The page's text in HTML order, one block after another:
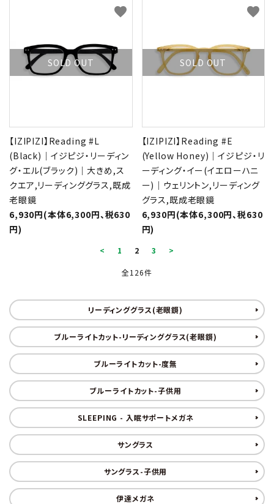
SOLD OUT
【IZIPIZI】Reading #L
(Black)｜イジピジ・リーディン
グ・エル(ブラック)｜大きめ,ス
クエア,リーディンググラス,既成
老眼鏡
6,930円(本体6,300円、税630
円)
favorite
SOLD OUT
【IZIPIZI】Reading #E
(Yellow Honey)｜イジピジ・リ
ーディング・イー(イエローハニ
ー)｜ウェリントン,リーディング
グラス,既成老眼鏡
6,930円(本体6,300円、税630
円)
favorite
< 1 2 3 >
全126件
リーディンググラス(老眼鏡)
ブルーライトカット-リーディンググラス(老眼鏡)
ブルーライトカット-度無
ブルーライトカット-子供用
SLEEPING - 入眠サポートメガネ
サングラス
サングラス-子供用
伊達メガネ